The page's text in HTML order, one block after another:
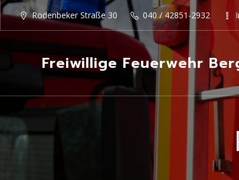
Rodenbeker Straße 30 040 / 42851-2932
Freiwillige Feuerwehr